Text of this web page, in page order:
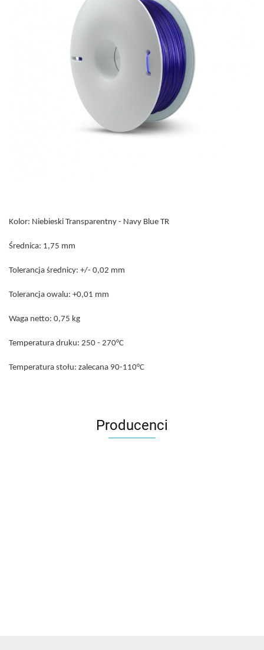
Kolor: Niebieski Transparentny - Navy Blue TR
Średnica: 1,75 mm
Tolerancja średnicy: +/- 0,02 mm
Tolerancja owalu: +0,01 mm
Waga netto: 0,75 kg
Temperatura druku: 250 - 270°C
Temperatura stołu: zalecana 90-110°C
Producenci